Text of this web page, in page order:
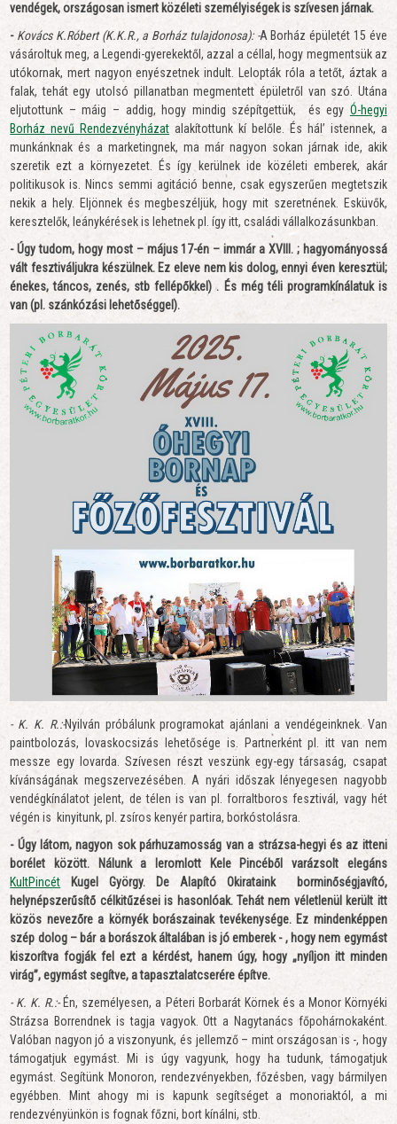
vendégek, országosan ismert közéleti személyiségek is szívesen járnak.
- Kovács K.Róbert (K.K.R., a Borház tulajdonosa): -A Borház épületét 15 éve
vásároltuk meg, a Legendi-gyerekektől, azzal a céllal, hogy megmentsük az
utókornak, mert nagyon enyészetnek indult. Lelopták róla a tetőt, áztak a
falak, tehát egy utolsó pillanatban megmentett épületről van szó. Utána
eljutottunk – máig – addig, hogy mindig szépítgettük, és egy Ó-hegyi
Borház nevű Rendezvényházat alakítottunk kí belőle. És hál’ istennek, a
munkánknak és a marketingnek, ma már nagyon sokan járnak ide, akik
szeretik ezt a környezetet. És így kerülnek ide közéleti emberek, akár
politikusok is. Nincs semmi agitáció benne, csak egyszerűen megtetszik
nekik a hely. Eljönnek és megbeszéljük, hogy mit szeretnének. Esküvők,
keresztelők, leánykérések is lehetnek pl. így itt, családi vállalkozásunkban.
- Úgy tudom, hogy most – május 17-én – immár a XVIII. ; hagyományossá
vált fesztiváljukra készülnek. Ez eleve nem kis dolog, ennyi éven keresztül;
énekes, táncos, zenés, stb fellépőkkel) . És még téli programkínálatuk is
van (pl. szánkózási lehetőséggel).
- K. K. R.:-Nyilván próbálunk programokat ajánlani a vendégeinknek. Van
paintbolozás, lovaskocsizás lehetősége is. Partnerként pl. itt van nem
messze egy lovarda. Szívesen részt veszünk egy-egy társaság, csapat
kívánságának megszervezésében. A nyári időszak lényegesen nagyobb
vendégkínálatot jelent, de télen is van pl. forraltboros fesztivál, vagy hét
végén is kinyitunk, pl. zsíros kenyér partira, borkóstolásra.
- Úgy látom, nagyon sok párhuzamosság van a strázsa-hegyi és az itteni
borélet között. Nálunk a leromlott Kele Pincéből varázsolt elegáns
KultPincét Kugel György. De Alapító Okirataink borminőségjavító,
helynépszerűsítő célkitűzései is hasonlóak. Tehát nem véletlenül került itt
közös nevezőre a környék borászainak tevékenysége. Ez mindenképpen
szép dolog – bár a borászok általában is jó emberek - , hogy nem egymást
kiszorítva fogják fel ezt a kérdést, hanem úgy, hogy „nyíljon itt minden
virág”, egymást segítve, a tapasztalatcserére építve.
- K. K. R.:- Én, személyesen, a Péteri Borbarát Körnek és a Monor Környéki
Strázsa Borrendnek is tagja vagyok. Ott a Nagytanács főpohárnokaként.
Valóban nagyon jó a viszonyunk, és jellemző – mint országosan is -, hogy
támogatjuk egymást. Mi is úgy vagyunk, hogy ha tudunk, támogatjuk
egymást. Segítünk Monoron, rendezvényekben, főzésben, vagy bármilyen
egyébben. Mint ahogy mi is kapunk segítséget a monoriaktól, a mi
rendezvényünkön is fognak főzni, bort kínálni, stb.